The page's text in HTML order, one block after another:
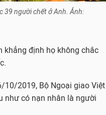
39 người chết ở Anh. Ảnh:
khẳng định họ không chắc
10/2019, Bộ Ngoại giao Việt
như có nạn nhân là người